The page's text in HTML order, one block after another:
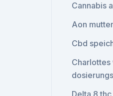
Cannabis
Aon
Cbd
Delta 8